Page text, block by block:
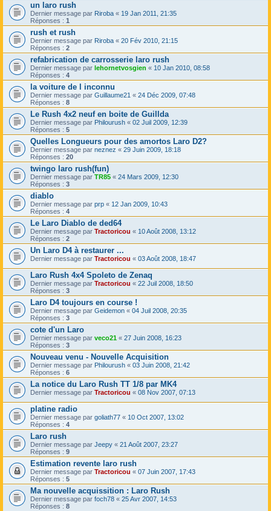
un laro rush
Dernier message par Riroba « 19 Jan 2011, 21:35
Réponses : 1
rush et rush
Dernier message par Riroba « 20 Fév 2010, 21:15
Réponses : 2
refabrication de carrosserie laro rush
Dernier message par lehornetvosgien « 10 Jan 2010, 08:58
Réponses : 4
la voiture de l inconnu
Dernier message par Guillaume21 « 24 Déc 2009, 07:48
Réponses : 8
Le Rush 4x2 neuf en boite de Guillda
Dernier message par Philourush « 02 Juil 2009, 12:39
Réponses : 5
Quelles Longueurs pour des amortos Laro D2?
Dernier message par neznez « 29 Juin 2009, 18:18
Réponses : 20
twingo laro rush(fun)
Dernier message par TR85 « 24 Mars 2009, 12:30
Réponses : 3
diablo
Dernier message par prp « 12 Jan 2009, 10:43
Réponses : 4
Le Laro Diablo de ded64
Dernier message par Tractoricou « 10 Août 2008, 13:12
Réponses : 2
Un Laro D4 à restaurer ...
Dernier message par Tractoricou « 03 Août 2008, 18:47
Laro Rush 4x4 Spoleto de Zenaq
Dernier message par Tractoricou « 22 Juil 2008, 18:50
Réponses : 3
Laro D4 toujours en course !
Dernier message par Geidemon « 04 Juil 2008, 20:35
Réponses : 3
cote d'un Laro
Dernier message par veco21 « 27 Juin 2008, 16:23
Réponses : 3
Nouveau venu - Nouvelle Acquisition
Dernier message par Philourush « 03 Juin 2008, 21:42
Réponses : 6
La notice du Laro Rush TT 1/8 par MK4
Dernier message par Tractoricou « 08 Nov 2007, 07:13
platine radio
Dernier message par goliath77 « 10 Oct 2007, 13:02
Réponses : 4
Laro rush
Dernier message par Jeepy « 21 Août 2007, 23:27
Réponses : 9
Estimation revente laro rush
Dernier message par Tractoricou « 07 Juin 2007, 17:43
Réponses : 5
Ma nouvelle acquissition : Laro Rush
Dernier message par foch78 « 25 Avr 2007, 14:53
Réponses : 8